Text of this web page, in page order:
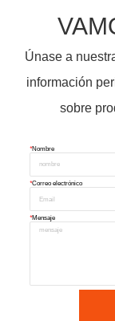
Únase a
información
sobre
*Nombre
*Correo electrónico
*Mensaje